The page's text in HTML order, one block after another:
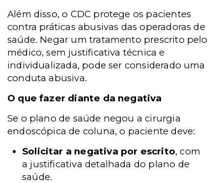
Além disso, o CDC protege os pacientes
contra práticas abusivas das operadoras de
saúde. Negar um tratamento prescrito pelo
médico, sem justificativa técnica e
individualizada, pode ser considerado uma
conduta abusiva.
O que fazer diante da negativa
Se o plano de saúde negou a cirurgia
endoscópica de coluna, o paciente deve:
Solicitar a negativa por escrito, com
a justificativa detalhada do plano de
saúde.